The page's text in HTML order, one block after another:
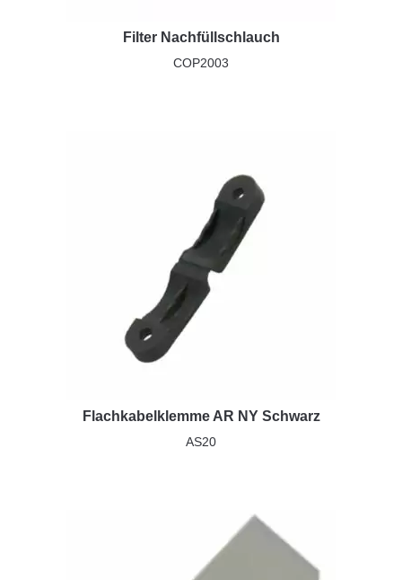
Filter Nachfüllschlauch
COP2003
Flachkabelklemme AR NY Schwarz
AS20